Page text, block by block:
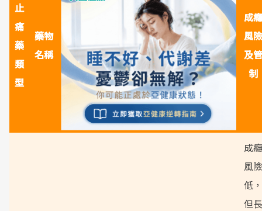
止
痛
藥
類
型
藥物
名稱
成癮
風險
及管
制
成癮
風險
低，
但長